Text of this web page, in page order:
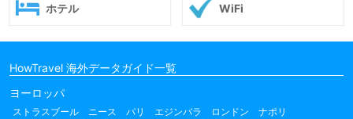
ホテル WiFi
HowTravel 海外データガイド一覧
ヨーロッパ
ストラスブール ニース パリ エジンバラ ロンドン
ナポリ